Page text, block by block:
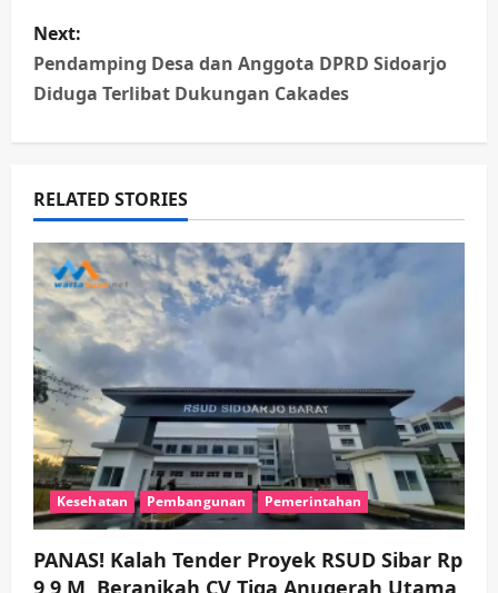
t
n
a
v
i
g
a
t
i
o
n
Next:
Pendamping Desa dan Anggota DPRD Sidoarjo
Diduga Terlibat Dukungan Cakades
RELATED STORIES
Kesehatan Pembangunan Pemerintahan
PANAS! Kalah Tender Proyek RSUD Sibar Rp